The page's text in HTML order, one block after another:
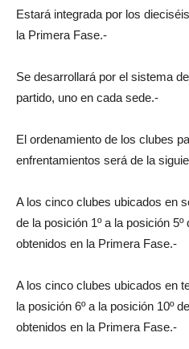
Estará integrada por los
la Primera Fase.-
Se desarrollará por el sistema
partido, uno en cada sede.-
El ordenamiento de los clubes
enfrentamientos será de la
A los cinco clubes ubicados en
de la posición 1º a la posición
obtenidos en la Primera Fase.-
A los cinco clubes ubicados en
la posición 6º a la posición 10º
obtenidos en la Primera Fase.-